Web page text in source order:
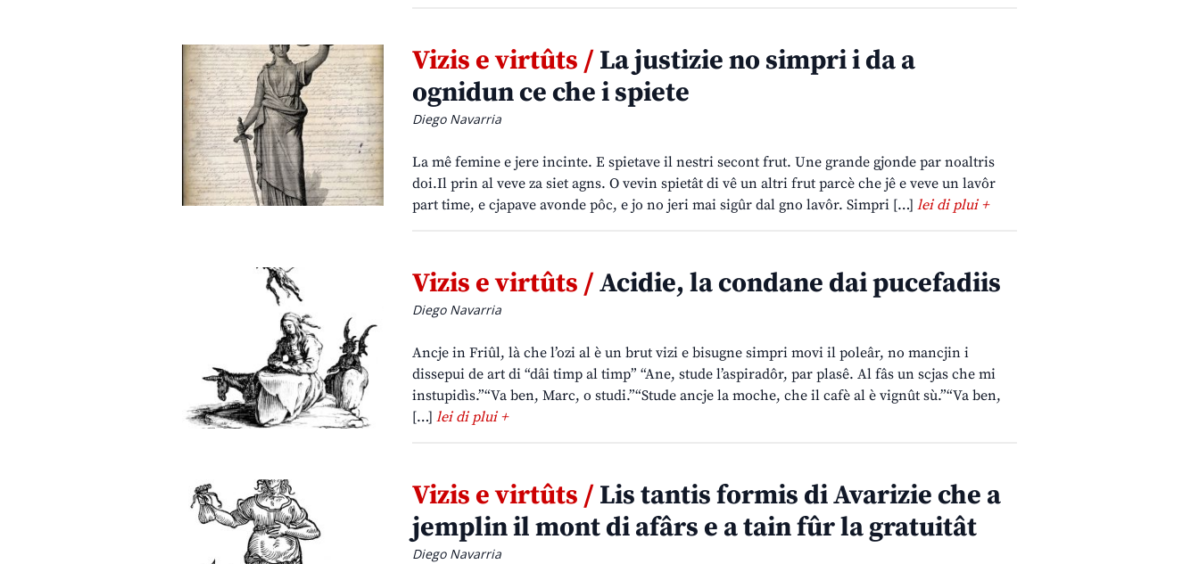
Vizis e virtûts /La justizie no simpri i da a
ognidun ce che i spiete
Diego Navarria
La mê femine e jere incinte. E spietave il nestri secont frut. Une grande gjonde par noaltris
doi.Il prin al veve za siet agns. O vevin spietât di vê un altri frut parcè che jê e veve un lavôr
part time, e cjapave avonde pôc, e jo no jeri mai sigûr dal gno lavôr. Simpri […] lei di plui +
Vizis e virtûts /Acidie, la condane dai pucefadiis
Diego Navarria
Ancje in Friûl, là che l’ozi al è un brut vizi e bisugne simpri movi il poleâr, no mancjin i
dissepui de art di “dâi timp al timp” “Ane, stude l’aspiradôr, par plasê. Al fâs un scjas che mi
instupidìs.”“Va ben, Marc, o studi.”“Stude ancje la moche, che il cafè al è vignût sù.”“Va ben,
[…] lei di plui +
Vizis e virtûts /Lis tantis formis di Avarizie che a
jemplin il mont di afârs e a tain fûr la gratuitât
Diego Navarria